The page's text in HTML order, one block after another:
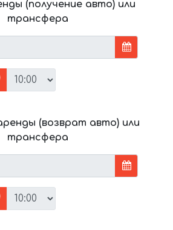
(получение авто) или
трансфера
(возврат авто) или
трансфера